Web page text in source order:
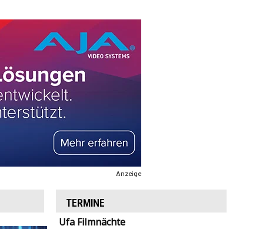
Anzeige
TERMINE
Ufa Filmnächte